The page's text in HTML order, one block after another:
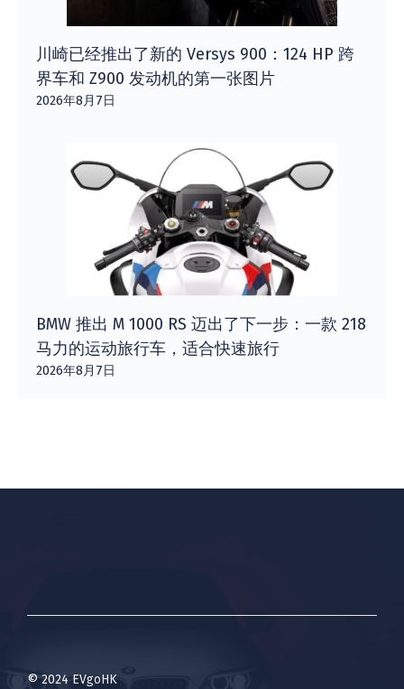
川崎已经推出了新的 Versys 900：124 HP 跨
界车和 Z900 发动机的第一张图片
2026年8月7日
BMW 推出 M 1000 RS 迈出了下一步：一款 218
马力的运动旅行车，适合快速旅行
2026年8月7日
© 2024 EVgoHK